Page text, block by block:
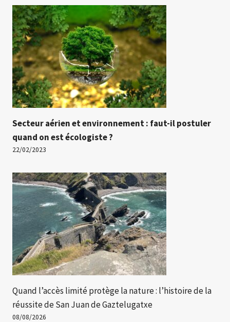
Secteur aérien et environnement : faut-il postuler
quand on est écologiste ?
22/02/2023
Quand l’accès limité protège la nature : l’histoire de la
réussite de San Juan de Gaztelugatxe
08/08/2026